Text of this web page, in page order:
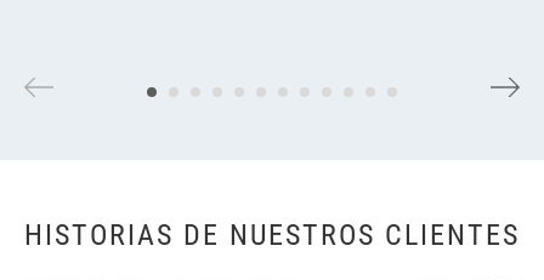
HISTORIAS DE NUESTROS CLIENTES